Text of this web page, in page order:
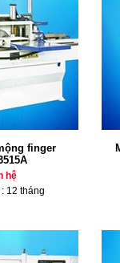
finger
hệ
12 tháng